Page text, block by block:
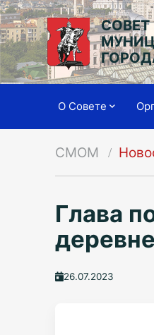
СОВЕТ
О Совете
СМОМ
Глава
26.07.2023